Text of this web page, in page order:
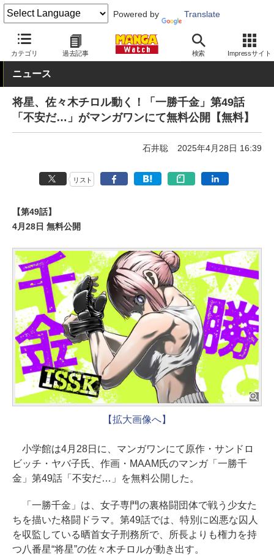
Powered by Translate
カテゴリ 過去記事 検索 Impressサイト
MANGA Watch Web/アプリ マンガワン
ニュース
将星、佐々木チロル動く！「一勝千金」第49話
「不安だ…」がマンガワンにて無料公開【無料】
石井聡 2025年4月28日 16:39
リスト
【第49話】
4月28日 無料公開
【拡大画像へ】
小学館は4月28日に、マンガワンにて原作・サンドロ
ビッチ・ヤバ子氏、作画・MAAM氏のマンガ「一勝千
金」第49話「不安だ…」を無料公開した。
「一勝千金」は、女子専門の裏格闘団体で戦う少女た
ちを描いた格闘ドラマ。第49話では、特別に凶悪な囚人
を収監している晒首女子刑務所で、所長よりも権力を持
つ八番星“将星”の佐々木チロルが動き出す。